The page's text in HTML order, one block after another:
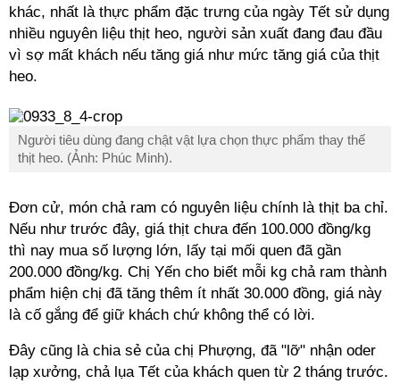
khác, nhất là thực phẩm đặc trưng của ngày Tết sử dụng
nhiều nguyên liệu thịt heo, người sản xuất đang đau đầu
vì sợ mất khách nếu tăng giá như mức tăng giá của thịt
heo.
Người tiêu dùng đang chật vật lựa chọn thực phẩm thay thế
thịt heo. (Ảnh: Phúc Minh).
Đơn cử, món chả ram có nguyên liệu chính là thịt ba chỉ.
Nếu như trước đây, giá thịt chưa đến 100.000 đồng/kg
thì nay mua số lượng lớn, lấy tại mối quen đã gần
200.000 đồng/kg. Chị Yến cho biết mỗi kg chả ram thành
phẩm hiện chị đã tăng thêm ít nhất 30.000 đồng, giá này
là cố gắng để giữ khách chứ không thể có lời.
Đây cũng là chia sẻ của chị Phượng, đã "lỡ" nhận oder
lạp xưởng, chả lụa Tết của khách quen từ 2 tháng trước.